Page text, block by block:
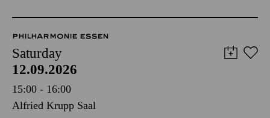
PHILHARMONIE ESSEN
Saturday
12.09.2026
15:00 - 16:00
Alfried Krupp Saal